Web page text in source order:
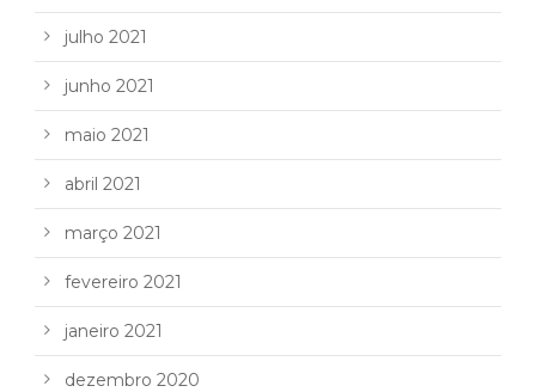
julho 2021
junho 2021
maio 2021
abril 2021
março 2021
fevereiro 2021
janeiro 2021
dezembro 2020